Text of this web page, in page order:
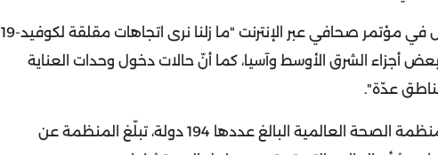
وقال مدير منظمة الصحة العالمية تيدروس أدهانوم غيبريسوس في مؤتمر صحافي عبر الإنترنت "ما زلنا نرى اتجاهات مقلقة لكوفيد-19
أجزاء الشرق الأوسط وآسيا، كما أنّ حالات دخول وحدات العناية
مناطق عدّة".
وأوضح أنّ 43 دولة فقط، وهذا أقلّ من رُبع الدول الأعضاء في منظمة الصحة العالمية البالغ عددها 194 دولة، تبلّغ المنظمة عن